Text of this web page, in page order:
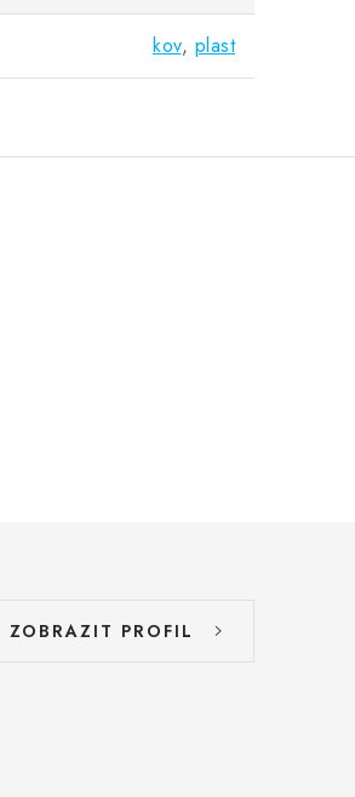
kov, plast
ZOBRAZIT PROFIL